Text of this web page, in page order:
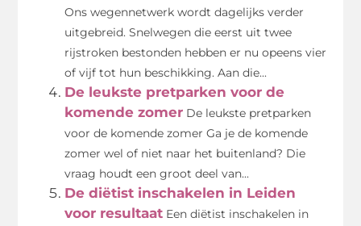
Ons wegennetwerk wordt dagelijks verder
uitgebreid. Snelwegen die eerst uit twee
rijstroken bestonden hebben er nu opeens vier
of vijf tot hun beschikking. Aan die...
De leukste pretparken voor de
komende zomer De leukste pretparken
voor de komende zomer Ga je de komende
zomer wel of niet naar het buitenland? Die
vraag houdt een groot deel van...
De diëtist inschakelen in Leiden
voor resultaat Een diëtist inschakelen in